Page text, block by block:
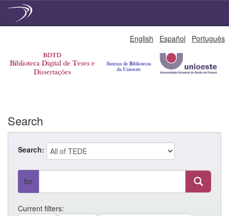
English Español Português
Search
Search:
for
Current filters: